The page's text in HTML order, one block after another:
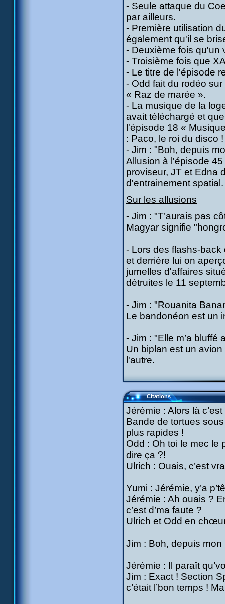
- Seule attaque du
par ailleurs.
- Première utilisation
également qu'il se
- Deuxième fois qu'un
- Troisième fois que
- Le titre de l'épisode
- Odd fait du rodéo
« Raz de marée ».
- La musique de la
avait téléchargé et
l'épisode 18 «
: Paco, le roi du disco !
- Jim : "Boh, depuis
Allusion à l'épisode
proviseur, JT et Edna
d'entrainement spatial.
Sur les allusions
- Jim : "T’aurais pas
Magyar signifie
- Lors des flashs-back
et derrière lui on
jumelles d'affaires
détruites le 11
- Jim : "Rouanita
Le bandonéon est un
- Jim : "Elle m’a bluffé
Un biplan est un
l'autre.
Citations
Jérémie : Alors là
Bande de tortues
plus rapides !
Odd : Oh toi le mec le
dire ça ?!
Ulrich : Ouais, c’est
Yumi : Jérémie, y’a
Jérémie : Ah ouais ?
c’est d’ma faute ?
Ulrich et Odd en
Jim : Boh, depuis mon
Jérémie : Il paraît
Jim : Exact ! Section
c’était l’bon temps !